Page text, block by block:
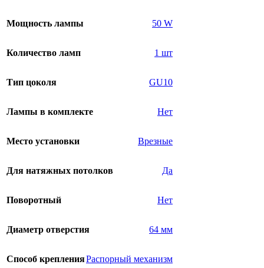
Мощность лампы 50 W
Количество ламп 1 шт
Тип цоколя GU10
Лампы в комплекте Нет
Место установки Врезные
Для натяжных потолков Да
Поворотный Нет
Диаметр отверстия 64 мм
Способ крепленияРаспорный механизм